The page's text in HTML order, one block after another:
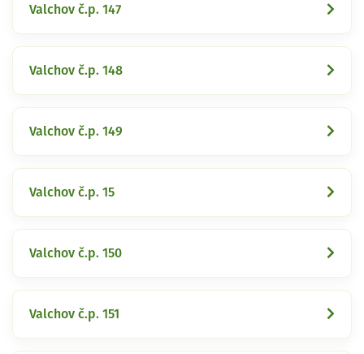
Valchov č.p. 147
Valchov č.p. 148
Valchov č.p. 149
Valchov č.p. 15
Valchov č.p. 150
Valchov č.p. 151